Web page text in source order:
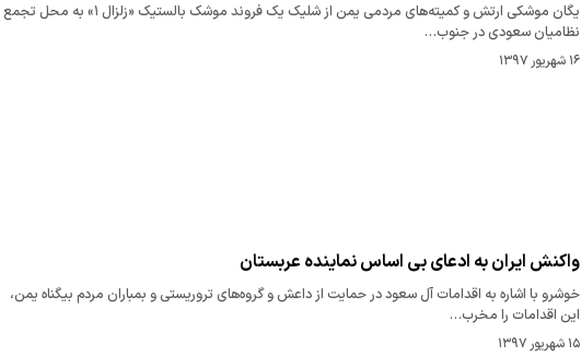
یگان موشکی ارتش و کمیته‌های مردمی یمن از شلیک یک فروند موشک بالستیک «زلزال ۱» به محل تجمع
نظامیان سعودی در جنوب…
۱۶ شهریور ۱۳۹۷
واکنش ایران به ادعای بی اساس نماینده عربستان
خوشرو با اشاره به اقدامات آل سعود در حمایت از داعش و گروه‌های تروریستی و بمباران مردم بیگناه یمن،
این اقدامات را مخرب…
۱۵ شهریور ۱۳۹۷